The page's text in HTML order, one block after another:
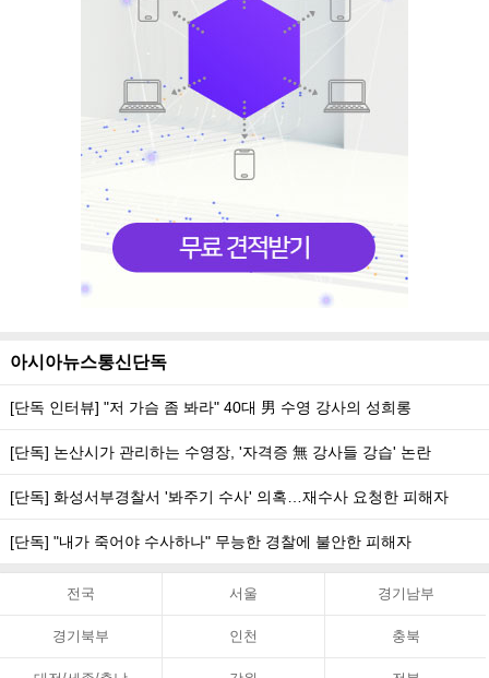
아시아뉴스통신단독
[단독 인터뷰] "저 가슴 좀 봐라" 40대 男 수영 강사의 성희롱
[단독] 논산시가 관리하는 수영장, '자격증 無 강사들 강습' 논란
[단독] 화성서부경찰서 '봐주기 수사' 의혹…재수사 요청한 피해자
[단독] "내가 죽어야 수사하나" 무능한 경찰에 불안한 피해자
전국 서울 경기남부
경기북부 인천 충북